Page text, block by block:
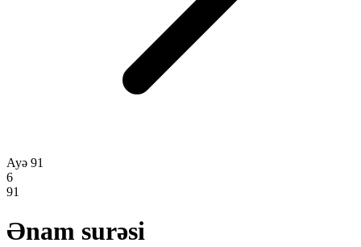
Ayə 91
6
91
Ənam surəsi